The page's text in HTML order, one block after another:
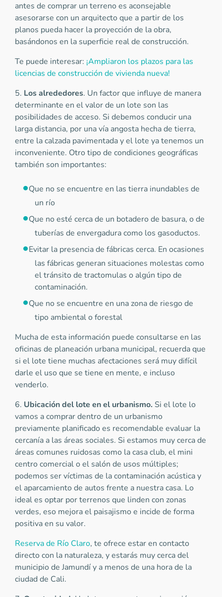
antes de comprar un terreno es aconsejable
asesorarse con un arquitecto que a partir de los
planos pueda hacer la proyección de la obra,
basándonos en la superficie real de construcción.
Te puede interesar: ¡Ampliaron los plazos para las
licencias de construcción de vivienda nueva!
5. Los alrededores. Un factor que influye de manera
determinante en el valor de un lote son las
posibilidades de acceso. Si debemos conducir una
larga distancia, por una vía angosta hecha de tierra,
entre la calzada pavimentada y el lote ya tenemos un
inconveniente. Otro tipo de condiciones geográficas
también son importantes:
Que no se encuentre en las tierra inundables de
un río
Que no esté cerca de un botadero de basura, o de
tuberías de envergadura como los gasoductos.
Evitar la presencia de fábricas cerca. En ocasiones
las fábricas generan situaciones molestas como
el tránsito de tractomulas o algún tipo de
contaminación.
Que no se encuentre en una zona de riesgo de
tipo ambiental o forestal
Mucha de esta información puede consultarse en las
oficinas de planeación urbana municipal, recuerda que
si el lote tiene muchas afectaciones será muy difícil
darle el uso que se tiene en mente, e incluso
venderlo.
6. Ubicación del lote en el urbanismo. Si el lote lo
vamos a comprar dentro de un urbanismo
previamente planificado es recomendable evaluar la
cercanía a las áreas sociales. Si estamos muy cerca de
áreas comunes ruidosas como la casa club, el mini
centro comercial o el salón de usos múltiples;
podemos ser víctimas de la contaminación acústica y
el aparcamiento de autos frente a nuestra casa. Lo
ideal es optar por terrenos que linden con zonas
verdes, eso mejora el paisajismo e incide de forma
positiva en su valor.
Reserva de Río Claro, te ofrece estar en contacto
directo con la naturaleza, y estarás muy cerca del
municipio de Jamundí y a menos de una hora de la
ciudad de Cali.